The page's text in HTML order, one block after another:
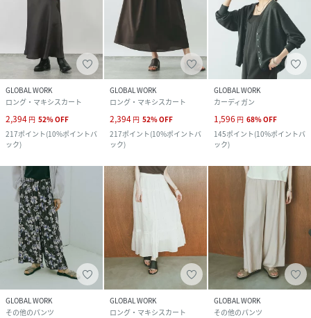
GLOBAL WORK
ロング・マキシスカート
2,394 円 52%OFF
217ポイント(10%ポイントバ
ック)
GLOBAL WORK
ロング・マキシスカート
2,394 円 52%OFF
217ポイント(10%ポイントバ
ック)
GLOBAL WORK
カーディガン
1,596 円 68%OFF
145ポイント(10%ポイントバ
ック)
GLOBAL WORK
その他のパンツ
GLOBAL WORK
ロング・マキシスカート
GLOBAL WORK
その他のパンツ